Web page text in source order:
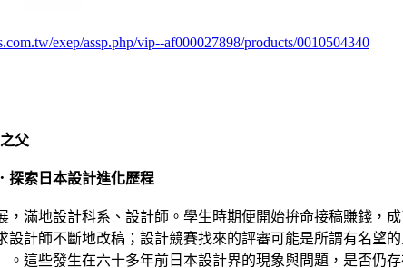
exep/assp.php/vip--af000027898/products/0010504340
父
探索日本設計進化歷程
，滿地設計科系、設計師。學生時期便開始拚命接稿賺錢，
設計師不斷地改稿；設計競賽找來的評審可能是所謂有名
。這些發生在六十多年前日本設計界的現象與問題，是否仍